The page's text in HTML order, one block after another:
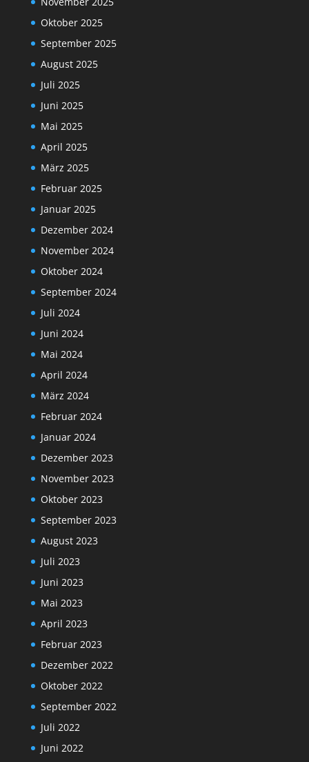
Oktober 2025
September 2025
August 2025
Juli 2025
Juni 2025
Mai 2025
April 2025
März 2025
Februar 2025
Januar 2025
Dezember 2024
November 2024
Oktober 2024
September 2024
Juli 2024
Juni 2024
Mai 2024
April 2024
März 2024
Februar 2024
Januar 2024
Dezember 2023
November 2023
Oktober 2023
September 2023
August 2023
Juli 2023
Juni 2023
Mai 2023
April 2023
Februar 2023
Dezember 2022
Oktober 2022
September 2022
Juli 2022
Juni 2022